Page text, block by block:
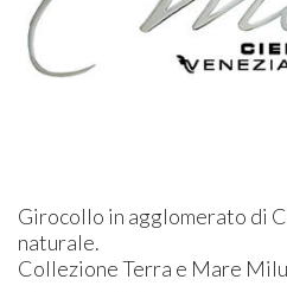
Girocollo in agglomerato di
naturale.
Collezione Terra e Mare